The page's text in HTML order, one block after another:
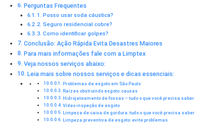
Perguntas Frequentes
1. Posso usar soda cáustica?
2. Seguro residencial cobre?
3. Como identificar golpes?
Conclusão: Ação Rápida Evita Desastres Maiores
Para mais informações fale com a Limptex
Veja nossos serviços abaixo:
Leia mais sobre nossos serviços e dicas essenciais:
Problemas de esgoto em São Paulo
Raízes obstruindo esgoto: causas
Hidrojateamento de fossas – tudo o que você precisa saber
Vídeo inspeção de esgoto
Limpeza de caixa de gordura: tudo o que você precisa saber
Limpeza preventiva de esgoto: evite problemas